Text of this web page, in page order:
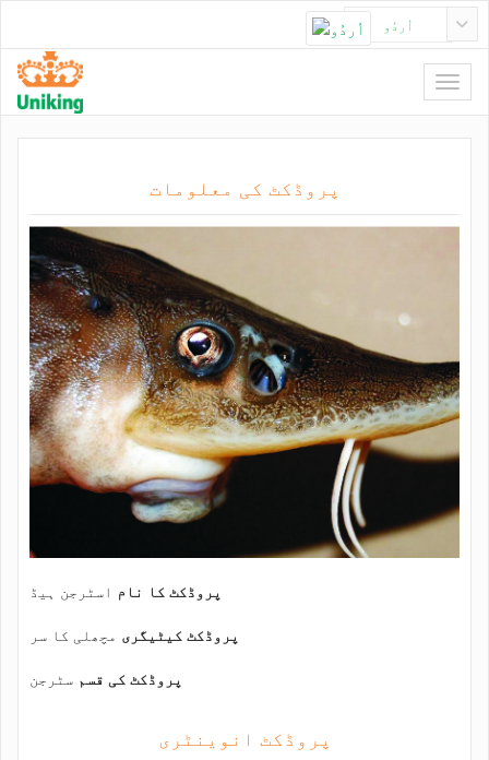
اُردُو
پروڈکٹ کی معلومات
پروڈکٹ کا نام اسٹرجن ہیڈ
پروڈکٹ کیٹیگری مچھلی کا سر
پروڈکٹ کی قسم سٹرجن
پروڈکٹ انوینٹری